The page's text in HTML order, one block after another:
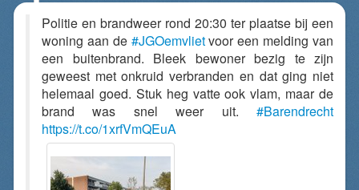
Politie en brandweer rond 20:30 ter plaatse bij een
woning aan de #JGOemvlietvoor een melding van
een buitenbrand. Bleek bewoner bezig te zijn
geweest met onkruid verbranden en dat ging niet
helemaal goed. Stuk heg vatte ook vlam, maar de
brand was snel weer uit. #Barendrecht
https://t.co/1xrfVmQEuA